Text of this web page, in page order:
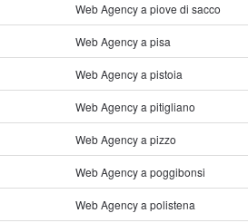
Web Agency a piove di sacco
Web Agency a pisa
Web Agency a pistoia
Web Agency a pitigliano
Web Agency a pizzo
Web Agency a poggibonsi
Web Agency a polistena